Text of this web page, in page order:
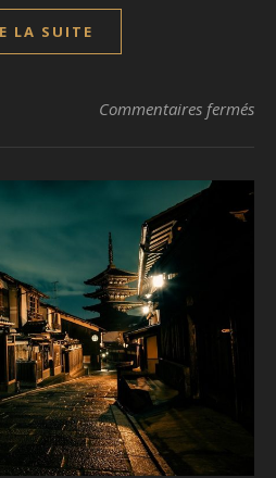
LA SUITE
Commentaires fermés